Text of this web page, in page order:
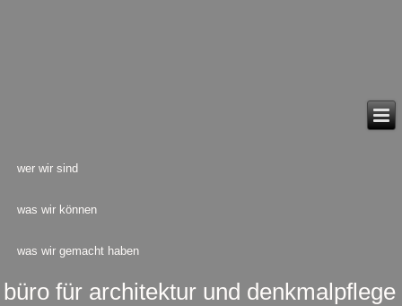
wer wir sind
was wir können
was wir gemacht haben
büro für architektur und denkmalpflege